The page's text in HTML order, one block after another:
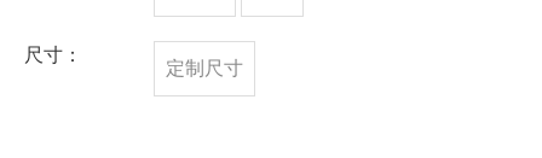
尺寸：
定制尺寸